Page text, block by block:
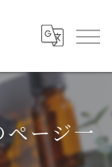
ージ一